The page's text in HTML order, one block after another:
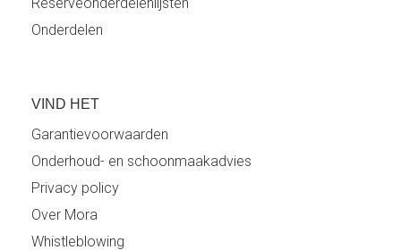
Reserveonderdelenlijsten
Onderdelen
VIND HET
Garantievoorwaarden
Onderhoud- en schoonmaakadvies
Privacy policy
Over Mora
Whistleblowing